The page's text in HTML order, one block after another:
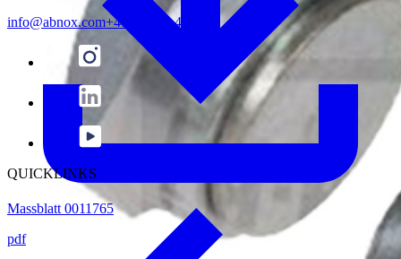
Massblatt 0011765
pdf
info@abnox.com+41 41 780 44 55
QUICKLINKS